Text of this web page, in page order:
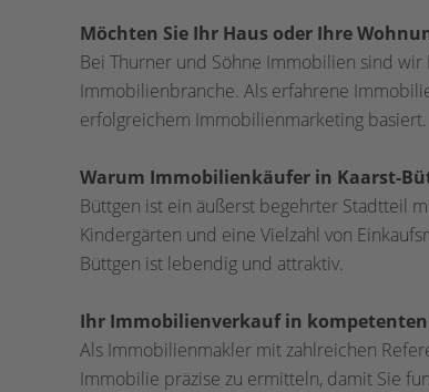
Möchten Sie Ihr Haus oder Ihre
Bei Thurner und Söhne Immobilien sind
Immobilienbranche. Als erfahrene
erfolgreichem Immobilienmarketing basiert.
Warum Immobilienkäufer in Kaarst-
Büttgen ist ein äußerst begehrter Stadtteil
Kindergärten und eine Vielzahl von
Büttgen ist lebendig und attraktiv.
Ihr Immobilienverkauf in
Als Immobilienmakler mit zahlreichen
Immobilie präzise zu ermitteln, damit Sie